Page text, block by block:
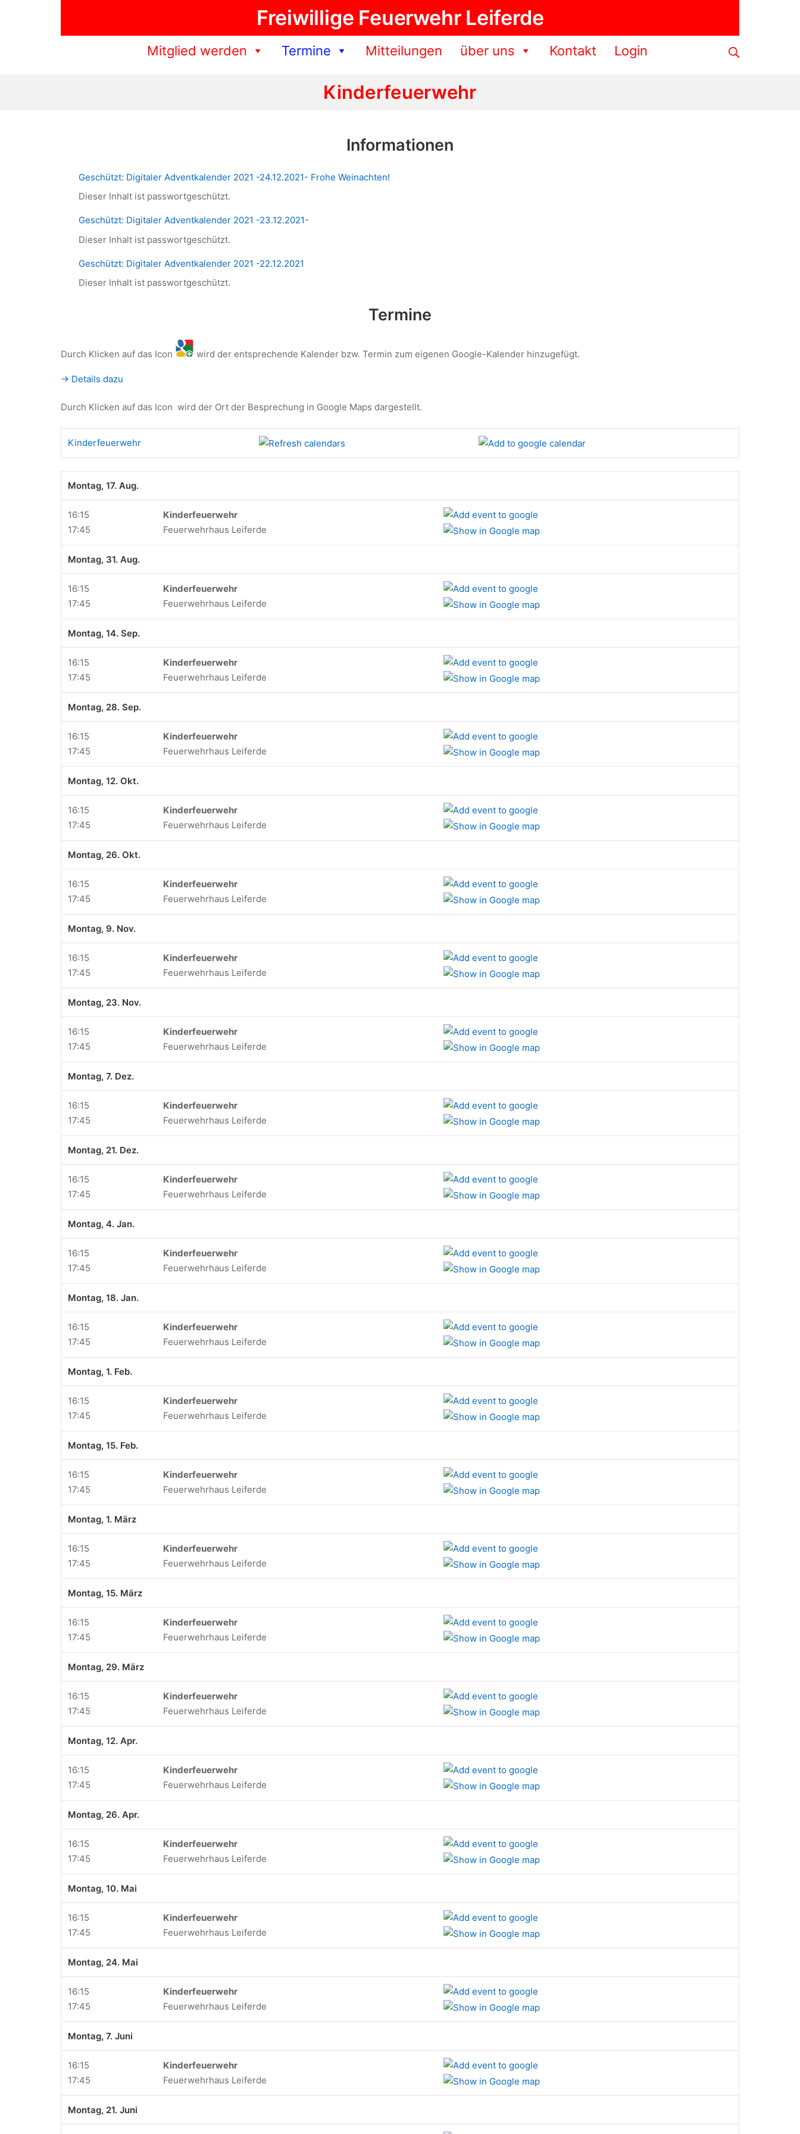
Freiwillige Feuerwehr Leiferde
Mitglied werden Termine Mitteilungen über uns Kontakt Login
Kinderfeuerwehr
Informationen
Geschützt: Digitaler Adventkalender 2021 -24.12.2021- Frohe Weinachten!
Dieser Inhalt ist passwortgeschützt.
Geschützt: Digitaler Adventkalender 2021 -23.12.2021-
Dieser Inhalt ist passwortgeschützt.
Geschützt: Digitaler Adventkalender 2021 -22.12.2021
Dieser Inhalt ist passwortgeschützt.
Termine
Durch Klicken auf das Icon wird der entsprechende Kalender bzw. Termin zum eigenen Google-Kalender hinzugefügt.
-> Details dazu
Durch Klicken auf das Icon wird der Ort der Besprechung in Google Maps dargestellt.
Kinderfeuerwehr
Montag, 17. Aug.
16:15
17:45
Kinderfeuerwehr
Feuerwehrhaus Leiferde
Montag, 31. Aug.
16:15
17:45
Kinderfeuerwehr
Feuerwehrhaus Leiferde
Montag, 14. Sep.
16:15
17:45
Kinderfeuerwehr
Feuerwehrhaus Leiferde
Montag, 28. Sep.
16:15
17:45
Kinderfeuerwehr
Feuerwehrhaus Leiferde
Montag, 12. Okt.
16:15
17:45
Kinderfeuerwehr
Feuerwehrhaus Leiferde
Montag, 26. Okt.
16:15
17:45
Kinderfeuerwehr
Feuerwehrhaus Leiferde
Montag, 9. Nov.
16:15
17:45
Kinderfeuerwehr
Feuerwehrhaus Leiferde
Montag, 23. Nov.
16:15
17:45
Kinderfeuerwehr
Feuerwehrhaus Leiferde
Montag, 7. Dez.
16:15
17:45
Kinderfeuerwehr
Feuerwehrhaus Leiferde
Montag, 21. Dez.
16:15
17:45
Kinderfeuerwehr
Feuerwehrhaus Leiferde
Montag, 4. Jan.
16:15
17:45
Kinderfeuerwehr
Feuerwehrhaus Leiferde
Montag, 18. Jan.
16:15
17:45
Kinderfeuerwehr
Feuerwehrhaus Leiferde
Montag, 1. Feb.
16:15
17:45
Kinderfeuerwehr
Feuerwehrhaus Leiferde
Montag, 15. Feb.
16:15
17:45
Kinderfeuerwehr
Feuerwehrhaus Leiferde
Montag, 1. März
16:15
17:45
Kinderfeuerwehr
Feuerwehrhaus Leiferde
Montag, 15. März
16:15
17:45
Kinderfeuerwehr
Feuerwehrhaus Leiferde
Montag, 29. März
16:15
17:45
Kinderfeuerwehr
Feuerwehrhaus Leiferde
Montag, 12. Apr.
16:15
17:45
Kinderfeuerwehr
Feuerwehrhaus Leiferde
Montag, 26. Apr.
16:15
17:45
Kinderfeuerwehr
Feuerwehrhaus Leiferde
Montag, 10. Mai
16:15
17:45
Kinderfeuerwehr
Feuerwehrhaus Leiferde
Montag, 24. Mai
16:15
17:45
Kinderfeuerwehr
Feuerwehrhaus Leiferde
Montag, 7. Juni
16:15
17:45
Kinderfeuerwehr
Feuerwehrhaus Leiferde
Montag, 21. Juni